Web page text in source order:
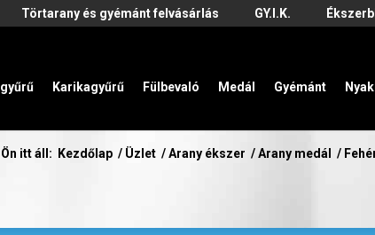
Törtarany és gyémánt felvásárlás GY.I.K.
Karikagyűrű Fülbevaló Medál Gyémánt
Ön itt áll: Kezdőlap / Üzlet / Arany ékszer / Arany medál /